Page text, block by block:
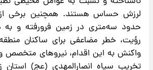
لرزش حساس هستند. همچنین برخی از
حدود سه‌متری در زمین فرورفته و به
رؤیت، خطر مضاعفی برای ساکنان منطقه
واکنش به این اقدام، نیروهای متخصص
تخریب سپاه انصارالمهدی (عج) استان